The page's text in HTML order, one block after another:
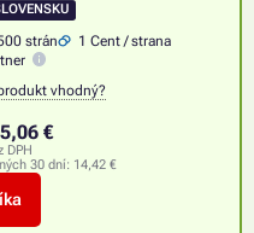
strán
1 Cent / strana
vhodný?
€
DPH
30 dní: 14,42 €